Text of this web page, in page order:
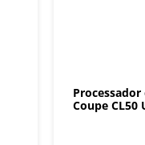
Coupe CL50